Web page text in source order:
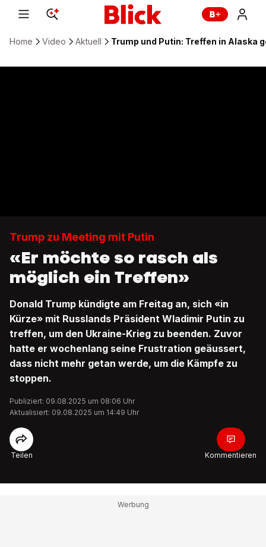
Home Video Aktuell Trump und Putin: Treffen in Alaska
Trump zu Meeting mit Putin
«Er möchte so rasch als
möglich ein Treffen»
Donald Trump kündigte am Freitag an, sich «in
Kürze» mit Russlands Präsident Wladimir Putin zu
treffen, um den Ukraine-Krieg zu beenden. Zuvor
hatte er wochenlang seine Frustration geäussert,
dass nicht mehr getan werde, um die Kämpfe zu
stoppen.
Publiziert: 09.08.2025 um 08:06 Uhr
Aktualisiert: 09.08.2025 um 14:49 Uhr
Teilen Kommentieren